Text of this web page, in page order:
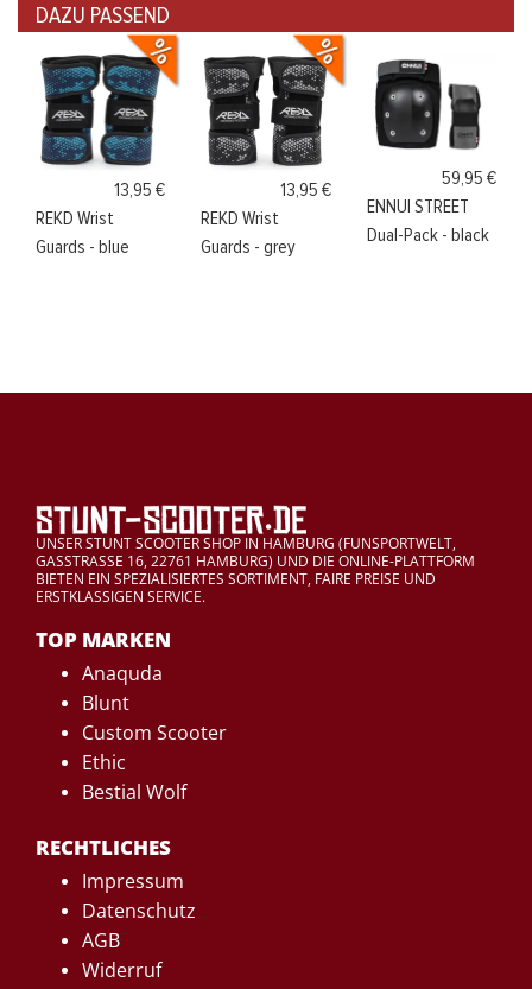
DAZU PASSEND
13,95 €
REKD Wrist
Guards - blue
13,95 €
REKD Wrist
Guards - grey
59,95 €
ENNUI STREET
Dual-Pack - black
UNSER STUNT SCOOTER SHOP IN HAMBURG (FUNSPORTWELT,
GASSTRASSE 16, 22761 HAMBURG) UND DIE ONLINE-PLATTFORM
BIETEN EIN SPEZIALISIERTES SORTIMENT, FAIRE PREISE UND
ERSTKLASSIGEN SERVICE.
TOP MARKEN
Anaquda
Blunt
Custom Scooter
Ethic
Bestial Wolf
RECHTLICHES
Impressum
Datenschutz
AGB
Widerruf